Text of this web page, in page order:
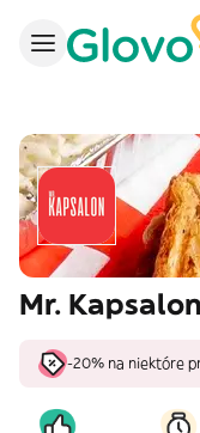
Mr.
-20% na niektóre